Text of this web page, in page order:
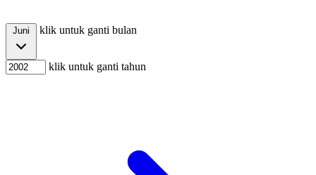
klik untuk ganti bulan
klik untuk ganti tahun